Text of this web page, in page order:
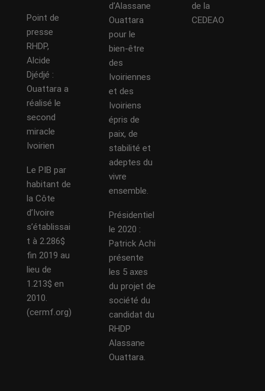
Point de
presse
RHDP,
Alcide
Djédjé :
Ouattara a
réalisé le
second
miracle
Ivoirien
Le PIB par
habitant de
la Côte
d’Ivoire
s’établissai
t à 2.286$
fin 2019 au
lieu de
1.213$ en
2010.
(cermf.org)
d’Alassane
Ouattara
pour le
bien-être
des
Ivoiriennes
et des
Ivoiriens
épris de
paix, de
stabilité et
adeptes du
vivre
ensemble.
Présidentiel
le 2020 :
Patrick Achi
présente
les 5 axes
du projet de
société du
candidat du
RHDP
Alassane
Ouattara.
de la
CEDEAO